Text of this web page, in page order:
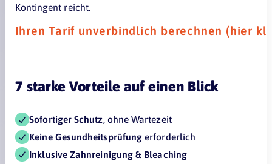
Kontingent reicht.
Ihren Tarif unverbindlich berechnen (hier
7 starke Vorteile auf einen Blick
Sofortiger Schutz, ohne Wartezeit
Keine Gesundheitsprüfung erforderlich
Inklusive Zahnreinigung & Bleaching